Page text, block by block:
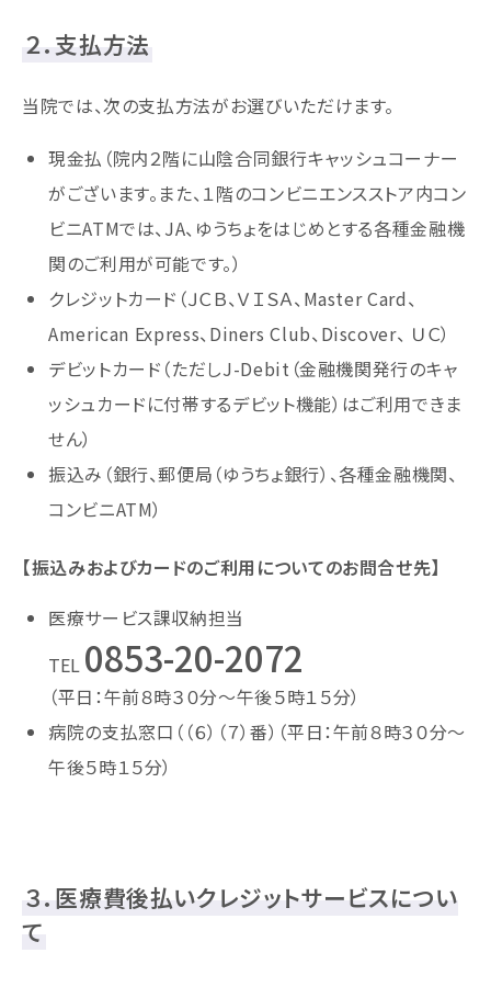
２．支払方法
当院では、次の支払方法がお選びいただけます。
現金払（院内２階に山陰合同銀行キャッシュコーナー
がございます。また、１階のコンビニエンスストア内コン
ビニATMでは、JA、ゆうちょをはじめとする各種金融機
関のご利用が可能です。）
クレジットカード（ＪＣＢ、ＶＩＳＡ、Master Card、
American Express、Diners Club、Discover、 ＵＣ）
デビットカード（ただしJ-Debit（金融機関発行のキャ
ッシュカードに付帯するデビット機能）はご利用できま
せん）
振込み（銀行、郵便局（ゆうちょ銀行）、各種金融機関、
コンビニATM）
【振込みおよびカードのご利用についてのお問合せ先】
医療サービス課収納担当
TEL 0853-20-2072
（平日：午前８時３０分～午後５時１５分）
病院の支払窓口（（６）（７）番）（平日：午前８時３０分～
午後５時１５分）
３．医療費後払いクレジットサービスについ
て